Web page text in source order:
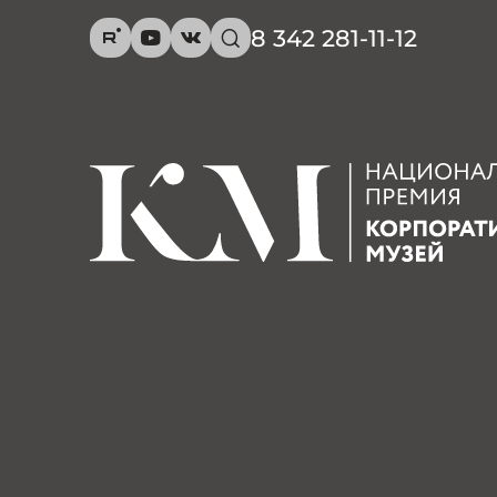
R Y V s 8 342 281-11-12